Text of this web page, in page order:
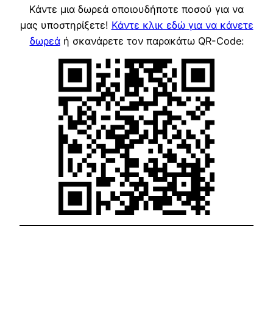
Κάντε μια δωρεά οποιουδήποτε ποσού για να
μας υποστηρίξετε! Κάντε κλικ εδώ για να κάνετε
δωρεάή σκανάρετε τον παρακάτω QR-Code: